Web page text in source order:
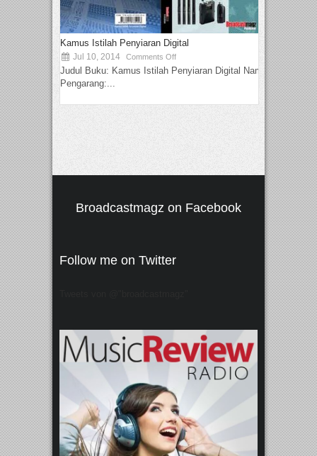
Kamus Istilah Penyiaran Digital
Jul 10, 2014 Comments Off
Judul Buku: Kamus Istilah Penyiaran Digital Nama
Pengarang:...
Broadcastmagz on Facebook
Follow me on Twitter